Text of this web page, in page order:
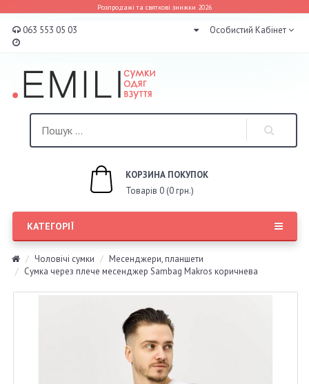
Розпродажі та святкові знижки 2026
063 553 05 03 Особистий Кабінет
КОРЗИНА ПОКУПОК
Товарів 0 (0 грн.)
КАТЕГОРІЇ
Чоловічі сумки
Месенджери, планшети
Сумка через плече месенджер Sambag Makros коричнева